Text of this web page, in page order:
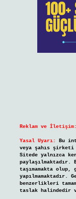
Reklam ve İletişim:
Yasal Uyarı:
Bu
veya şahıs şirketi
Sitede yalnızca
taşımamakta olup,
benzerlikleri
taslak halindedir